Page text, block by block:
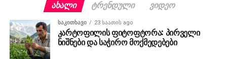
ᲐᲮᲐᲚᲘ ᲢᲠᲔᲜᲓᲣᲚᲘ ᲕᲘᲓᲔᲝ
ᲡᲐᲙᲘᲗᲮᲐᲕᲘ 23 საათის ago
კარტოფილის ფიტოფტორა: პირველი
ნიშნები და საჭირო მოქმედებები